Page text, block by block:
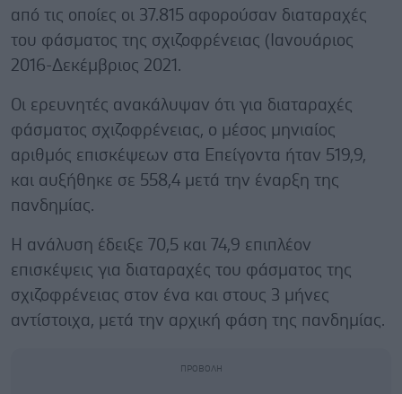
από τις οποίες οι 37.815 αφορούσαν διαταραχές
του φάσματος της σχιζοφρένειας (Ιανουάριος
2016-Δεκέμβριος 2021.
Οι ερευνητές ανακάλυψαν ότι για διαταραχές
φάσματος σχιζοφρένειας, ο μέσος μηνιαίος
αριθμός επισκέψεων στα Επείγοντα ήταν 519,9,
και αυξήθηκε σε 558,4 μετά την έναρξη της
πανδημίας.
Η ανάλυση έδειξε 70,5 και 74,9 επιπλέον
επισκέψεις για διαταραχές του φάσματος της
σχιζοφρένειας στον ένα και στους 3 μήνες
αντίστοιχα, μετά την αρχική φάση της πανδημίας.